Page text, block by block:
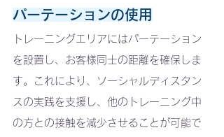
パーテーションの使用
トレーニングエリアにはパーテーション
を設置し、お客様同士の距離を確保しま
す。これにより、ソーシャルディスタン
スの実践を支援し、他のトレーニング中
の方との接触を減少させることが可能で